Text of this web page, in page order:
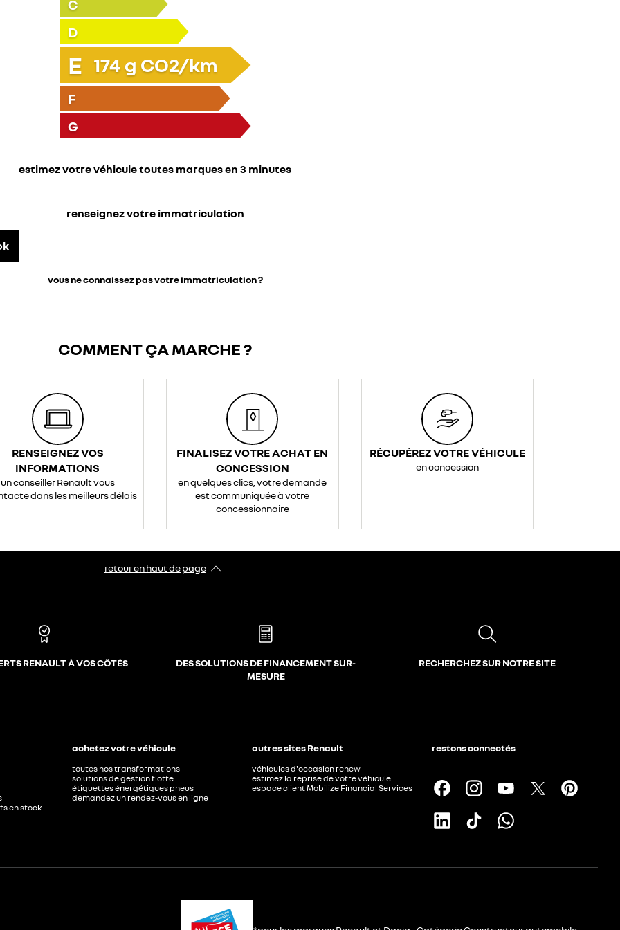
C
D
E 174 g CO2/km
F
G
estimez votre véhicule toutes marques en 3 minutes
renseignez votre immatriculation
vous ne connaissez pas votre immatriculation ?
COMMENT ÇA MARCHE ?
RENSEIGNEZ VOS
INFORMATIONS
un conseiller Renault vous
dans les meilleurs délais
FINALISEZ VOTRE ACHAT EN
CONCESSION
en quelques clics, votre demande
est communiquée à votre
concessionnaire
RÉCUPÉREZ VOTRE VÉHICULE
en concession
retour en haut de page​
RENAULT À VOS CÔTÉS
DES SOLUTIONS DE FINANCEMENT SUR-
MESURE
RECHERCHEZ SUR NOTRE SITE
en stock
achetez votre véhicule
toutes nos transformations
solutions de gestion flotte
étiquettes énergétiques pneus
demandez un rendez-vous en ligne
autres sites Renault
véhicules d'occasion renew
estimez la reprise de votre véhicule
espace client Mobilize Financial Services
restons connectés